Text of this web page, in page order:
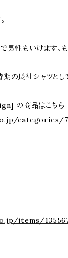
男性もいけます。も
の長袖シャツとし
の商品はこちら
categories/
items/